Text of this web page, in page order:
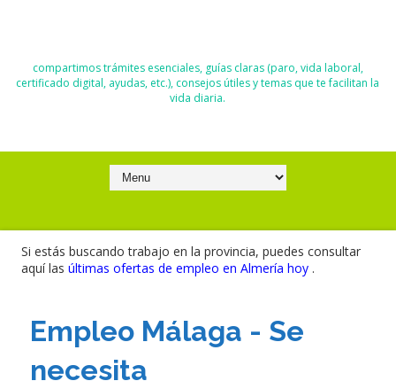
compartimos trámites esenciales, guías claras (paro, vida laboral,
certificado digital, ayudas, etc.), consejos útiles y temas que te facilitan la
vida diaria.
Si estás buscando trabajo en la provincia, puedes consultar
aquí las últimas ofertas de empleo en Almería hoy .
Empleo Málaga - Se
necesita